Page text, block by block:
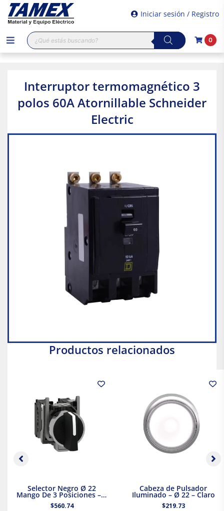
Iniciar sesión / Registro
Búsqueda
de
productos
0
Interruptor termomagnético 3
polos 60A Atornillable Schneider
Electric
Productos relacionados
Selector Negro Ø 22
Mango De 3 Posiciones – 2
Na
$560.74
Cabeza de Pulsador
Iluminado – Ø 22 – Claro
$219.73